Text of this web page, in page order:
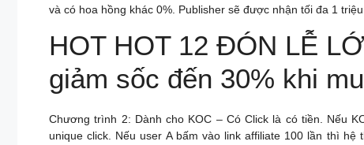
và có hoa hồng khác 0%. Publisher sẽ được nhận tối đa 1
HOT HOT 12 ĐÓN LỄ
giảm sốc đến 30% khi
Chương trình 2: Dành cho KOC – Có Click là có tiền. Nếu
unique click. Nếu user A bấm vào link affiliate 100 lần thì